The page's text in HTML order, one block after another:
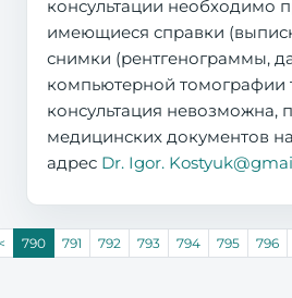
консультации необходимо
имеющиеся справки
снимки (рентгенограммы,
компьютерной томографии
консультация невозможна,
медицинских документов
адрес Dr. Igor.
790 791 792 793 794 795 796